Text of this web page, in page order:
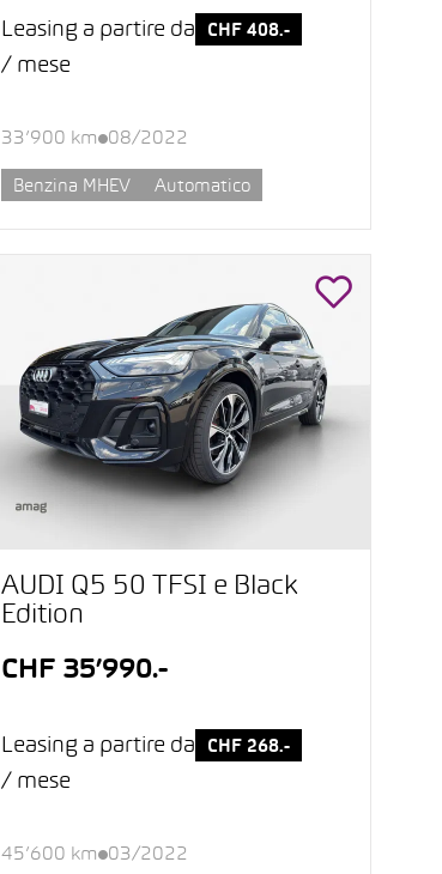
Leasing a partire da CHF 408.-
/ mese
33’900 km 08/2022
Benzina MHEV Automatico
AUDI Q5 50 TFSI e Black
Edition
CHF 35’990.-
Leasing a partire da CHF 268.-
/ mese
45’600 km 03/2022